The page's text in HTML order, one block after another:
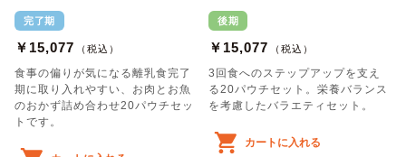
完了期
￥15,077 （税込）
食事の偏りが気になる離乳食完了
期に取り入れやすい、お肉とお魚
のおかず詰め合わせ20パウチセッ
トです。
後期
￥15,077 （税込）
3回食へのステップアップを支え
る20パウチセット。栄養バランス
を考慮したバラエティセット。
カートに入れる